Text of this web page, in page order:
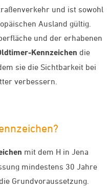
und ist sowohl
Ausland gültig.
und der erhabenen
Kennzeichen die
sie die Sichtbarkeit bei
verbessern.
mit dem H in Jena
mindestens 30 Jahre
Grundvoraussetzung.